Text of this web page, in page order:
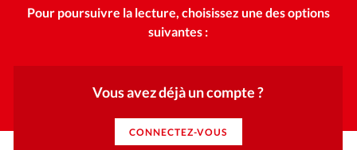
RUBRIQUES
Tous les articles
Actualité chrétienne
Dossier
Eglises Foi Génération réveil
Monde
Publireportage
Relations Aujourd'hui
Tour du monde des Eglises
Vie Intérieure
Pour poursuivre la lecture, choisissez une des options
suivantes :
Vous avez déjà un compte ?
CONNECTEZ-VOUS